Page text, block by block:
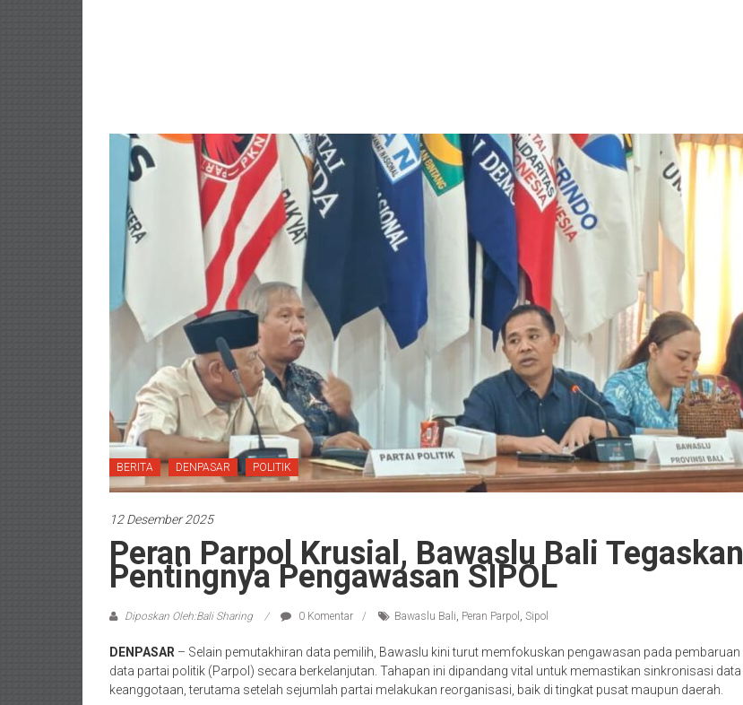
BERITA DENPASAR POLITIK
12 Desember 2025
Peran Parpol Krusial, Bawaslu Bali Tegaskan
Pentingnya Pengawasan SIPOL
Diposkan Oleh:Bali Sharing 0 Komentar Bawaslu Bali, Peran Parpol , Sipol
DENPASAR – Selain pemutakhiran data pemilih, Bawaslu kini turut memfokuskan pengawasan pada pembaruan
data partai politik (Parpol) secara berkelanjutan. Tahapan ini dipandang vital untuk memastikan sinkronisasi data
keanggotaan, terutama setelah sejumlah partai melakukan reorganisasi, baik di tingkat pusat maupun daerah.